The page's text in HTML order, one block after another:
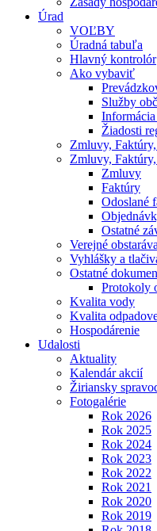
Úrad
VOĽBY
Úradná tabuľa
Hlavný kontrolór
Ako vybaviť
Služby
Žiadosti
Zmluvy,
Zmluvy,
Zmluvy
Faktúry
Odoslané
Ostatné
Verejné
Vyhlášky a
Ostatné
Protokoly
Kvalita vody
Kvalita
Hospodárenie
Udalosti
Aktuality
Kalendár akcií
Žiriansky
Fotogalérie
Rok 2026
Rok 2025
Rok 2024
Rok 2023
Rok 2022
Rok 2021
Rok 2020
Rok 2019